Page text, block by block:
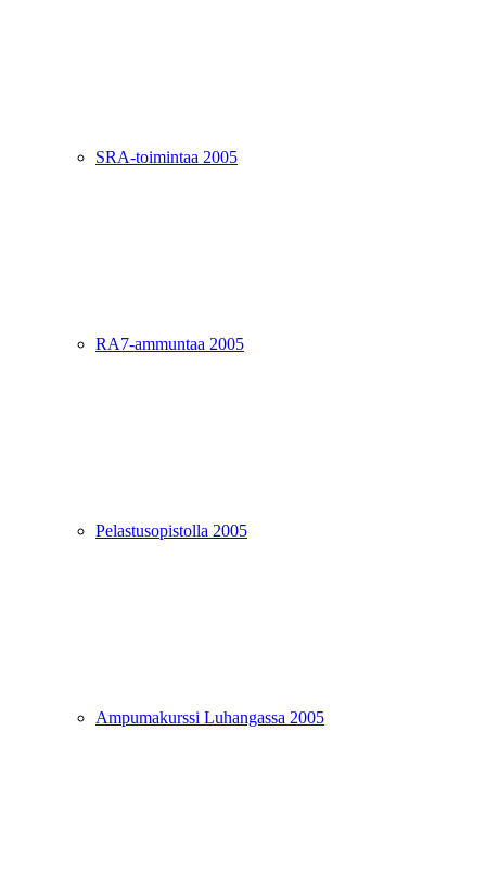
SRA-toimintaa 2005
RA7-ammuntaa 2005
Pelastusopistolla 2005
Ampumakurssi Luhangassa 2005